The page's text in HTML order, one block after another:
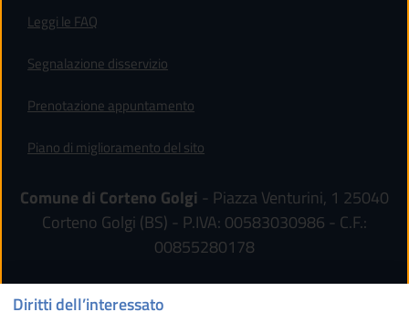
Diritti dell’interessato
Leggi le FAQ
Segnalazione disservizio
Prenotazione appuntamento
Piano di miglioramento del sito
Comune di Corteno Golgi - Piazza Venturini, 1 25040
Corteno Golgi (BS) - P.IVA: 00583030986 - C.F.:
00855280178